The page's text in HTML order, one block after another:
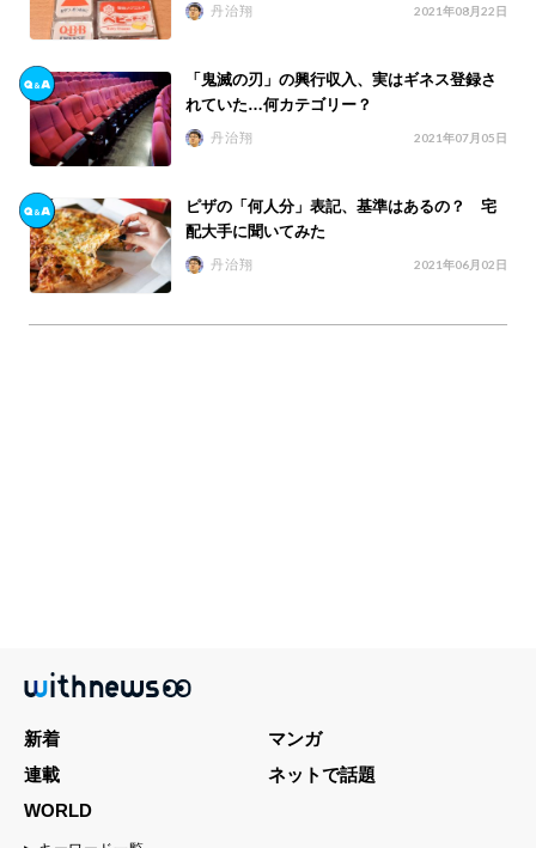
丹治翔 2021年08月22日
「鬼滅の刃」の興行収入、実はギネス登録さ
れていた…何カテゴリー？
丹治翔 2021年07月05日
ピザの「何人分」表記、基準はあるの？ 宅
配大手に聞いてみた
丹治翔 2021年06月02日
新着
マンガ
連載
ネットで話題
WORLD